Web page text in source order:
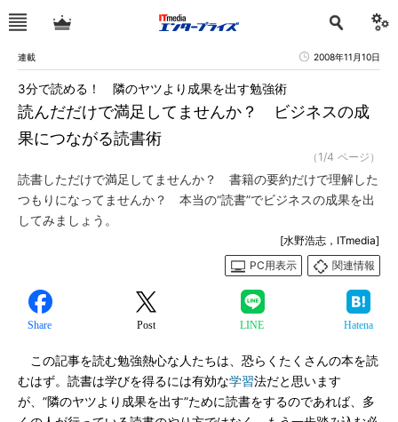
連載 2008年11月10日
読んだだけで満足してませんか？ ビジネスの成
果につながる読書術
3分で読める！ 隣のヤツより成果を出す勉強術
（1/4 ページ）
読書しただけで満足してませんか？ 書籍の要約だけで理解した
つもりになってませんか？ 本当の“読書”でビジネスの成果を出
してみましょう。
[水野浩志，ITmedia]
PC用表示
関連情報
Share Post LINE Hatena
この記事を読む勉強熱心な人たちは、恐らくたくさんの本を読
むはず。読書は学びを得るには有効な学習法だと思います
が、”隣のヤツより成果を出す”ために読書をするのであれば、多